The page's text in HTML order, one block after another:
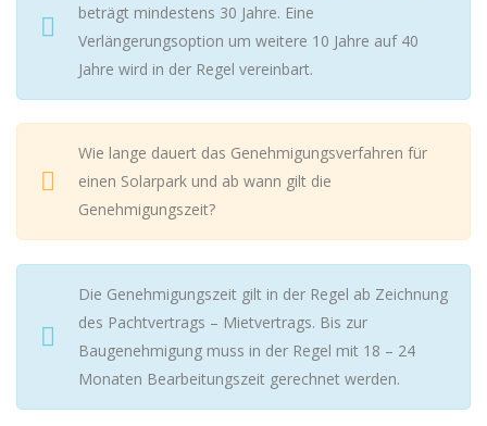
beträgt mindestens 30 Jahre. Eine
Verlängerungsoption um weitere 10 Jahre auf 40
Jahre wird in der Regel vereinbart.
Wie lange dauert das Genehmigungsverfahren für
einen Solarpark und ab wann gilt die
Genehmigungszeit?
Die Genehmigungszeit gilt in der Regel ab Zeichnung
des Pachtvertrags – Mietvertrags. Bis zur
Baugenehmigung muss in der Regel mit 18 – 24
Monaten Bearbeitungszeit gerechnet werden.